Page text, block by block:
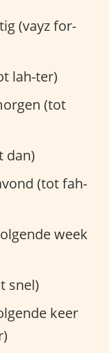
(vayz for-
lah-ter)
(tot
dan)
(tot fah-
week
snel)
keer